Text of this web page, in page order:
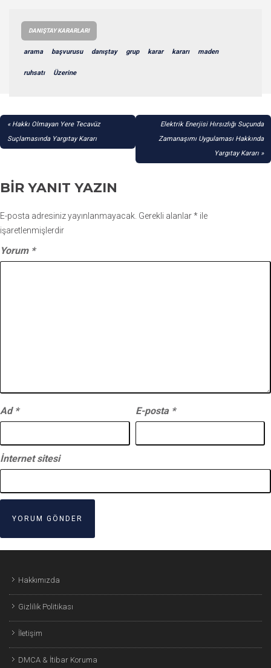
DANIŞTAY KARARLARI
arama başvurusu danıştay grup karar kararı maden
ruhsatı Üzerine
YAZI
GEZINMESI
Hakkı Olmayan Yere Tecavüz
Suçlamasında Yargıtay Kararı
Elektrik Enerjisi Hırsızlığı Suçunda
Zamanaşımı Uygulaması Hakkında
Yargıtay Kararı
BIR YANIT YAZIN
E-posta adresiniz yayınlanmayacak. Gerekli alanlar* ile
işaretlenmişlerdir
Yorum *
Ad * E-posta *
İnternet sitesi
Hakkımızda
Gizlilik Politikası
İletişim
DMCA & İtibar Koruma